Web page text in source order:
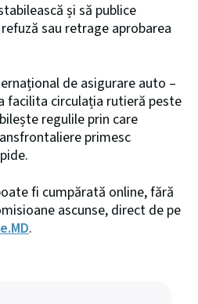
și să publice
sau retrage aprobarea
de asigurare auto –
facilita circulația rutieră peste
regulile prin care
primesc
fi cumpărată online, fără
ascunse, direct de pe
.